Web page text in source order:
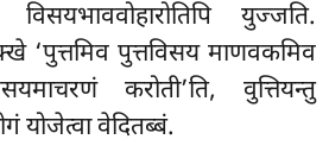
युज्जति.
‘पुत्तमिव पुत्तविसय माणवकमिव
करोती’ति, वुत्तियन्तु
योजेत्वा वेदितब्बं.